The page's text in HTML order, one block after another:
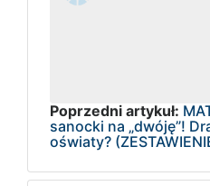
Poprzedni artykuł:
sanocki na „dwóję”!
oświaty?